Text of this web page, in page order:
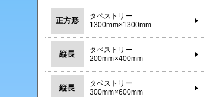
正方形
タペストリー
1300mm×1300mm
縦長
タペストリー
200mm×400mm
縦長
タペストリー
300mm×600mm